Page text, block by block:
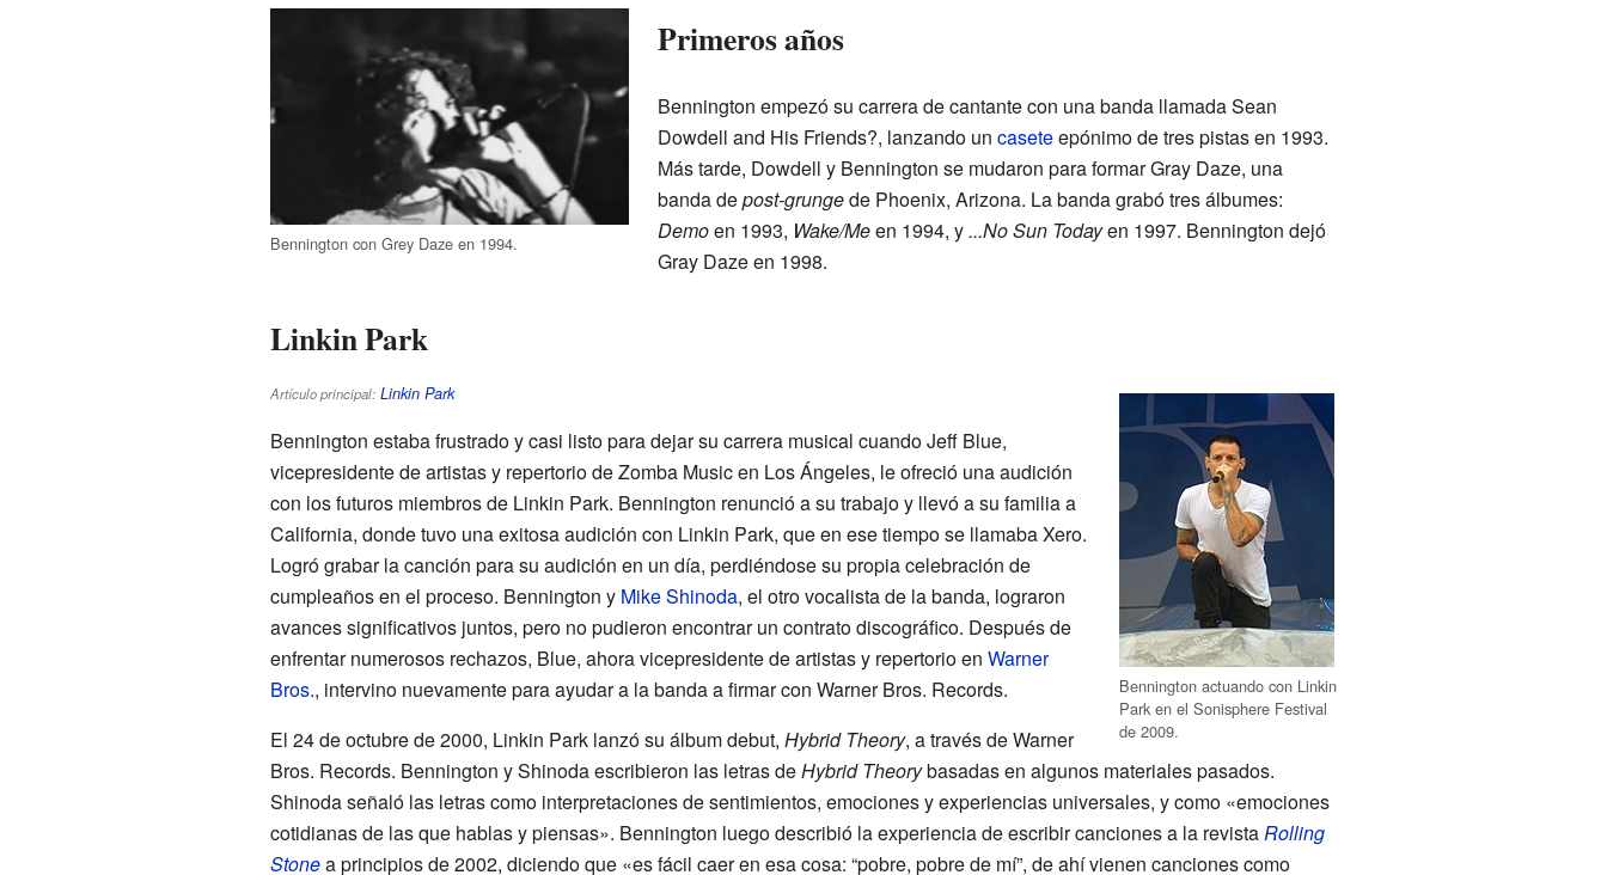
Bennington con Grey Daze en 1994.
Primeros años
Bennington empezó su carrera de cantante con una banda llamada Sean
Dowdell and His Friends?, lanzando un caseteepónimo de tres pistas en 1993.
Más tarde, Dowdell y Bennington se mudaron para formar Gray Daze, una
banda depost-grungede Phoenix, Arizona. La banda grabó tres álbumes:
Demoen 1993, Wake/Meen 1994, y...No Sun Todayen 1997. Bennington dejó
Gray Daze en 1998.
Linkin Park
Bennington actuando con Linkin
Park en el Sonisphere Festival
de 2009.
Artículo principal: Linkin Park
Bennington estaba frustrado y casi listo para dejar su carrera musical cuando Jeff Blue,
vicepresidente de artistas y repertorio de Zomba Music en Los Ángeles, le ofreció una audición
con los futuros miembros de Linkin Park. Bennington renunció a su trabajo y llevó a su familia a
California, donde tuvo una exitosa audición con Linkin Park, que en ese tiempo se llamaba Xero.
Logró grabar la canción para su audición en un día, perdiéndose su propia celebración de
cumpleaños en el proceso. Bennington y Mike Shinoda, el otro vocalista de la banda, lograron
avances significativos juntos, pero no pudieron encontrar un contrato discográfico. Después de
enfrentar numerosos rechazos, Blue, ahora vicepresidente de artistas y repertorio en Warner
Bros., intervino nuevamente para ayudar a la banda a firmar con Warner Bros. Records.
El 24 de octubre de 2000, Linkin Park lanzó su álbum debut, Hybrid Theory, a través de Warner
Bros. Records. Bennington y Shinoda escribieron las letras deHybrid Theorybasadas en algunos materiales pasados.
Shinoda señaló las letras como interpretaciones de sentimientos, emociones y experiencias universales, y como «emociones
cotidianas de las que hablas y piensas». Bennington luego describió la experiencia de escribir canciones a la revistaRolling
Stonea principios de 2002, diciendo que «es fácil caer en esa cosa: “pobre, pobre de mí”, de ahí vienen canciones como